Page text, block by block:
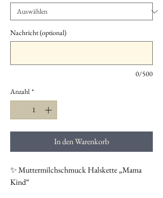
Nachricht (optional)
0/500
Anzahl *
In den Warenkorb
✨ Muttermilchschmuck Halskette „Mama
Kind“